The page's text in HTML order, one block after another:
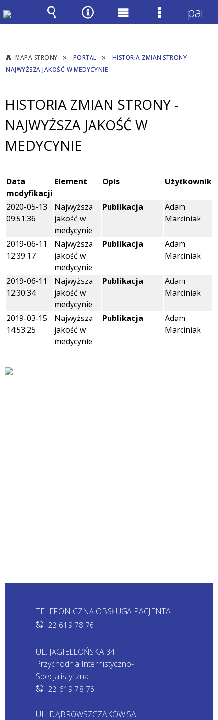
MAPA STRONY PORTAL
HISTORIA ZMIAN STRONY -
NAJWYŻSZA JAKOŚĆ W MEDYCYNIE
HISTORIA ZMIAN STRONY -
NAJWYŻSZA JAKOŚĆ W
MEDYCYNIE
Data
modyfikacji
Element Opis Użytkownik
2020-05-13
09:51:36
Najwyższa
jakość w
medycynie
Publikacja
Adam
Marciniak
2019-06-11
12:39:17
Najwyższa
jakość w
medycynie
Publikacja
Adam
Marciniak
2019-06-11
12:30:34
Najwyższa
jakość w
medycynie
Publikacja
Adam
Marciniak
2019-03-15
14:53:25
Najwyższa
jakość w
medycynie
Publikacja
Adam
Marciniak
TELEFONICZNA OBSŁUGA PACJENTA
22 619 78 76
UL. JAGIELLOŃSKA 34
Przychodnia Internistyczno-
Specjalistyczna
22 619 78 76
UL. DĄBROWSZCZAKÓW 5A
Wyszukiwarka
Narzędzia
Menu Menu
panel